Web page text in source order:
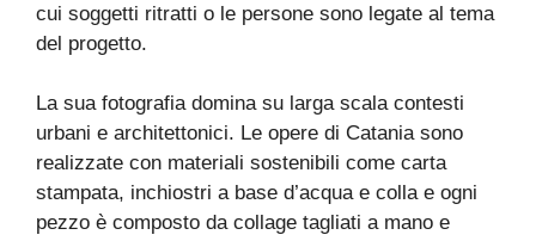
cui soggetti ritratti o le persone sono legate al tema
del progetto.
La sua fotografia domina su larga scala contesti
urbani e architettonici. Le opere di Catania sono
realizzate con materiali sostenibili come carta
stampata, inchiostri a base d’acqua e colla e ogni
pezzo è composto da collage tagliati a mano e